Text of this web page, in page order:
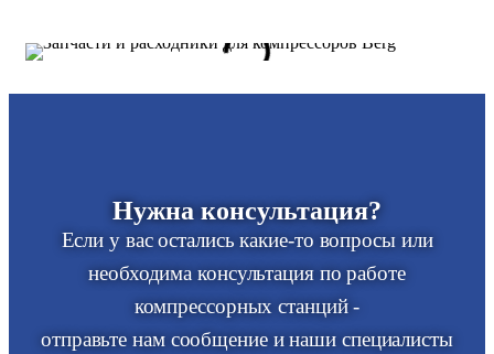
Нужна консультация?
Если у вас остались какие-то вопросы или
необходима консультация по работе
компрессорных станций -
отправьте нам сообщение и наши специалисты